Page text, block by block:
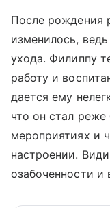
После рождения
изменилось,
ухода. Филиппу
работу и
дается ему
что он стал реже
мероприятиях и
настроении.
озабоченности и